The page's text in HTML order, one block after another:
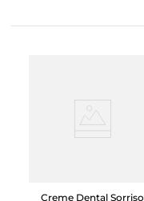
Creme Dental Sorriso